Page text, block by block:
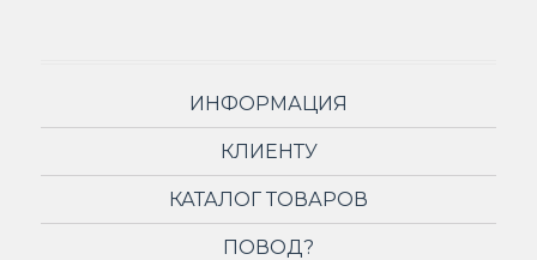
ИНФОРМАЦИЯ
КЛИЕНТУ
КАТАЛОГ ТОВАРОВ
ПОВОД?